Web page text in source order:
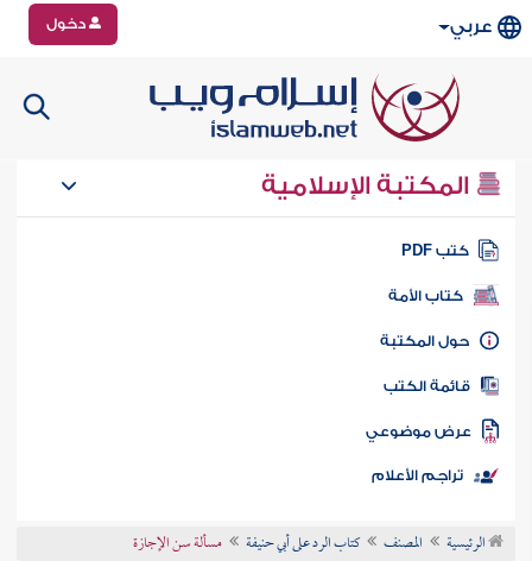
عربي دخول
المكتبة الإسلامية
كتب PDF
كتاب الأمة
المكتبة
الكتب
موضوعي
تراجم الأعلام
الرئيسية المصنف كتاب الرد على أبي حنيفة مسألة سن الإجازة